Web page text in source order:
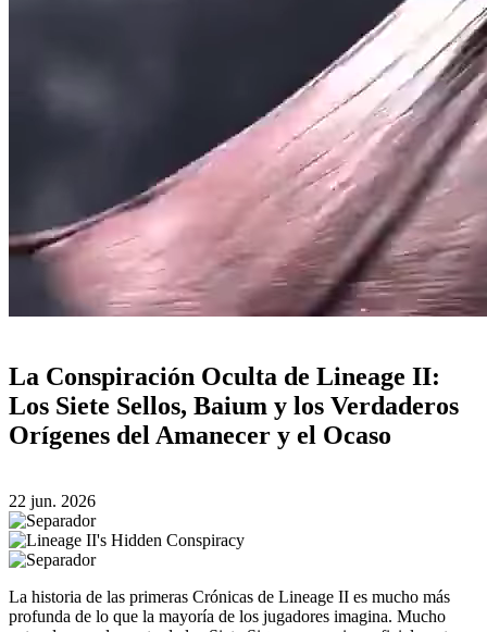
La Conspiración Oculta de Lineage II:
Los Siete Sellos, Baium y los Verdaderos
Orígenes del Amanecer y el Ocaso
22 jun. 2026
La historia de las primeras Crónicas de Lineage II es mucho más
profunda de lo que la mayoría de los jugadores imagina. Mucho